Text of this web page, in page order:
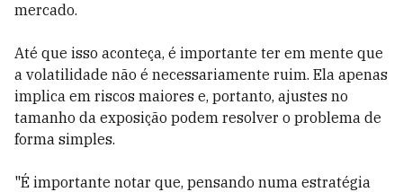
mercado.
Até que isso aconteça, é importante ter em mente que
a volatilidade não é necessariamente ruim. Ela apenas
implica em riscos maiores e, portanto, ajustes no
tamanho da exposição podem resolver o problema de
forma simples.
"É importante notar que, pensando numa estratégia